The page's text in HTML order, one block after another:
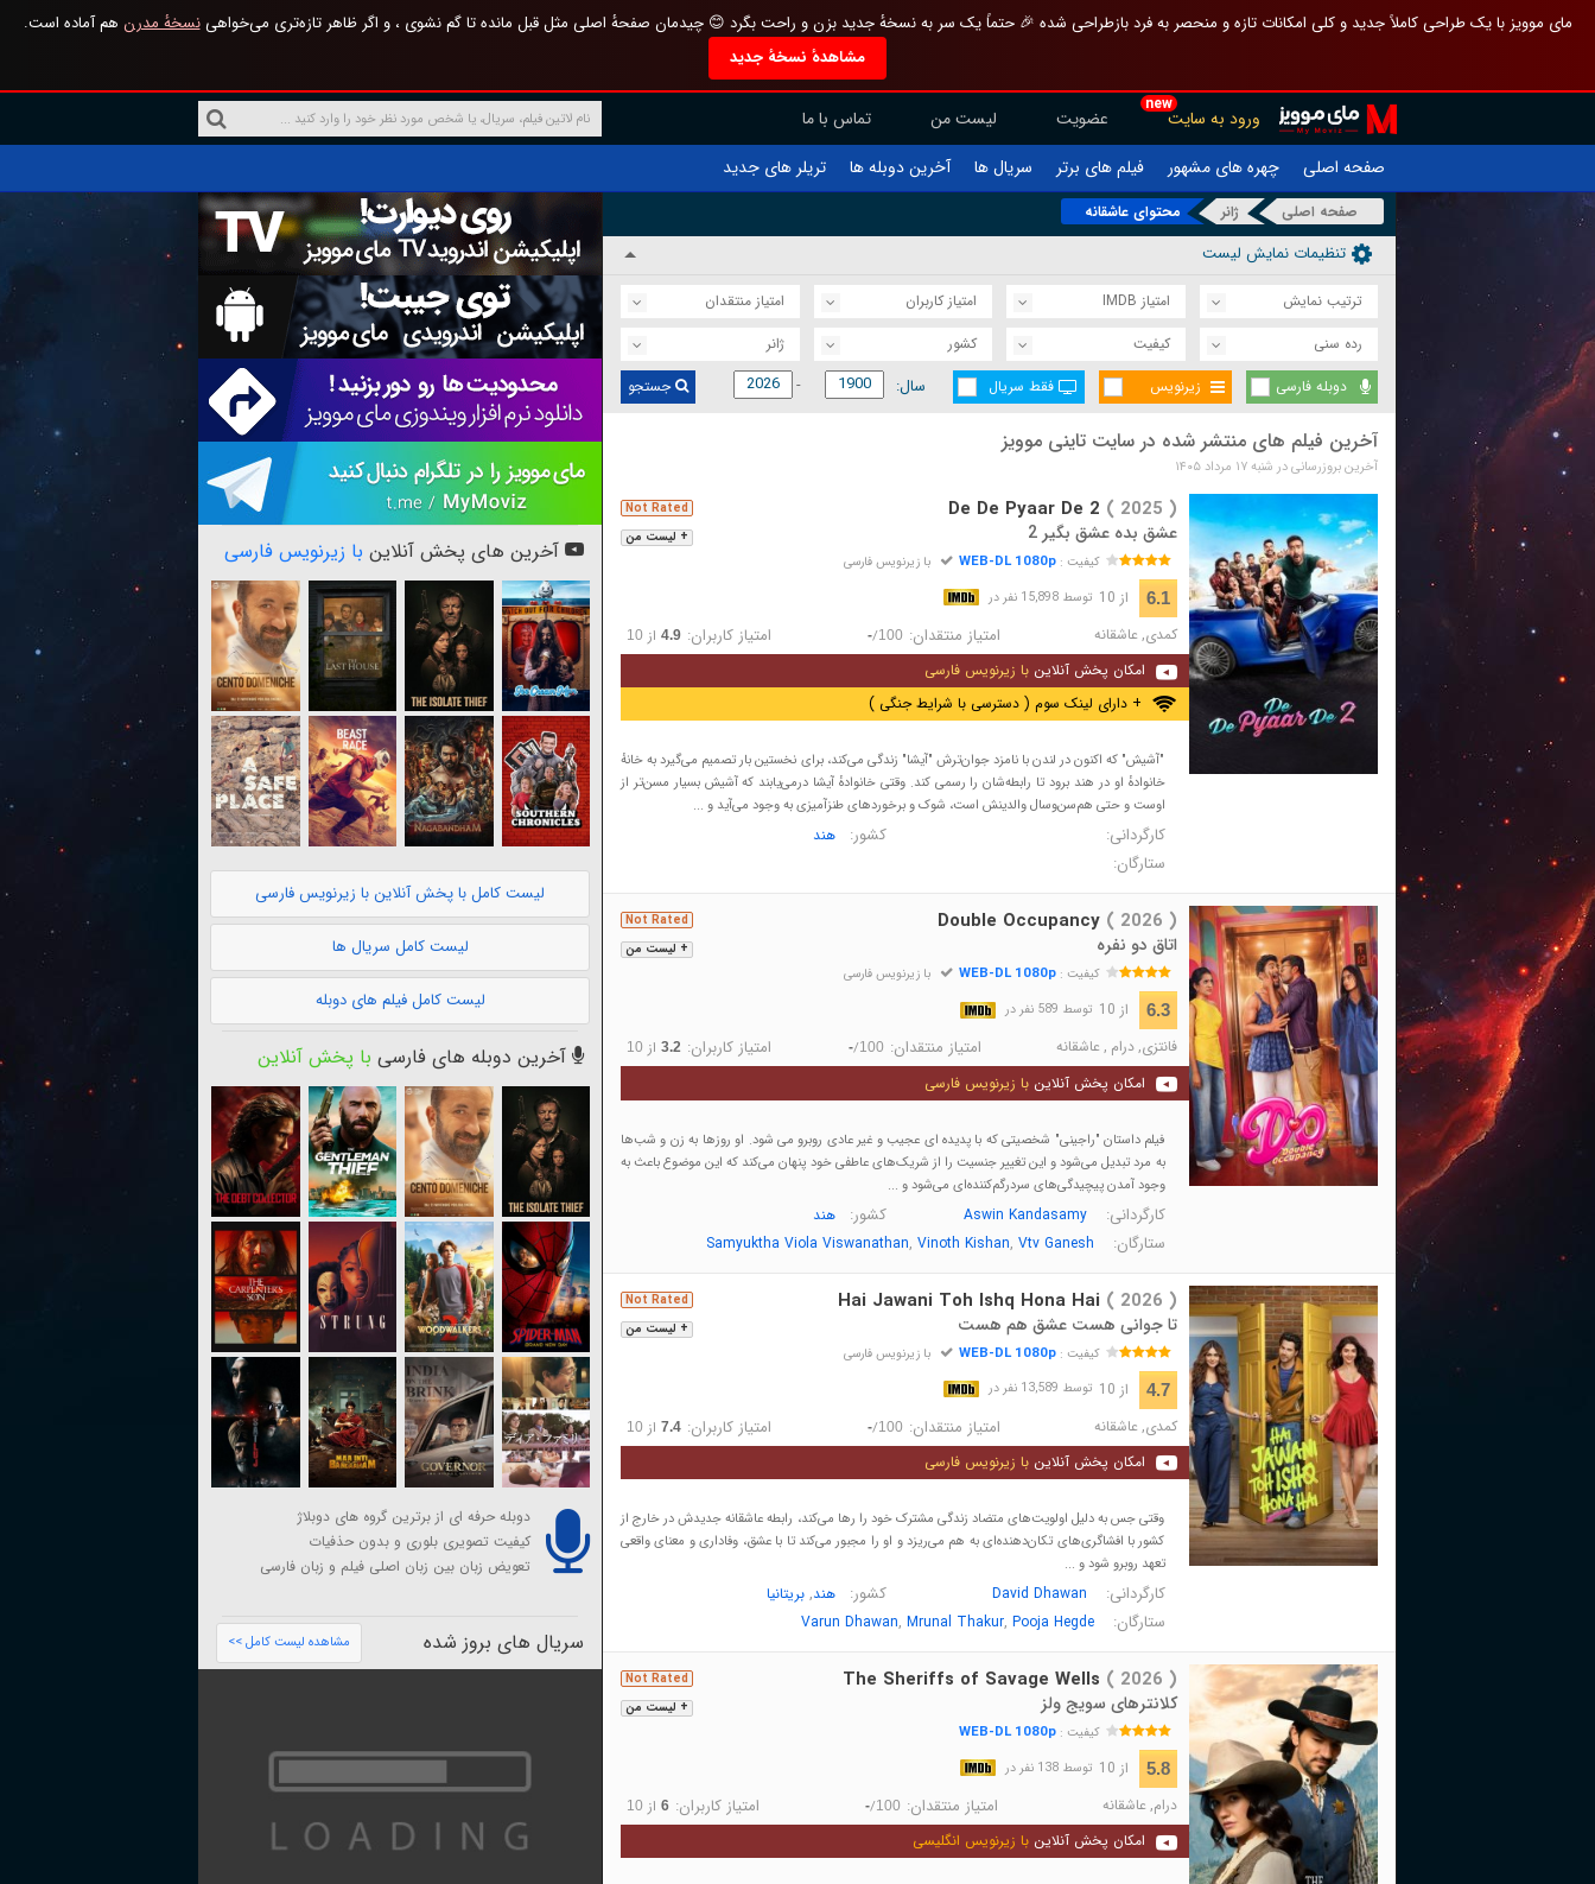
مای موویز با یک طراحی کاملاً جدید و کلی امکانات تازه و منحصر به فرد بازطراحی شده 🎉 حتماً یک سر به نسخهٔ جدید بزن و راحت بگرد 😊 چیدمان صفحهٔ اصلی مثل قبل مانده تا گم نشوی ، و اگر ظاهر تازه‌تری می‌خواهینسخهٔ مدرن هم آماده است.
مشاهدهٔ نسخهٔ جدید
new
ورود به سایت عضویت لیست من
تماس با ما
صفحه اصلی
چهره های مشهور فیلم های برتر سریال ها آخرین دوبله ها تریلر های جدید
صفحه اصلی ژانر محتوای عاشقانه
تنظیمات نمایش لیست
ترتیب نمایش امتیاز IMDB امتیاز کاربران
امتیاز منتقدان
رده سنی
کیفیت کشور
ژانر
دوبله فارسی
زیرنویس فقط سریال سال: جستجو
آخرین فیلم های منتشر شده در سایت تاینی موویز
آخرین بروزرسانی در شنبه ۱۷ مرداد ۱۴۰۵
+ لیست من
Not Rated De De Pyaar De 2 ( 2025 )
عشق بده عشق بگیر 2
کیفیت :WEB-DL 1080p با زیرنویس فارسی
6.1 از 10 توسط 15,898 نفر در
کمدی,عاشقانه امتیاز منتقدان: -/100 امتیاز کاربران: 4.9 از 10
امکان پخش آنلاین با زیرنویس فارسی
+ دارای لینک سوم ( دسترسی با شرایط جنگی )
"آشیش" که اکنون در لندن با نامزد جوان‌ترش "آیشا" زندگی می‌کند، برای نخستین بار تصمیم می‌گیرد به خانهٔ
خانوادهٔ او در هند برود تا رابطه‌شان را رسمی کند. وقتی خانوادهٔ آیشا درمی‌یابند که آشیش بسیار مسن‌تر از
اوست و حتی هم‌سن‌وسال والدینش است، شوک و برخوردهای طنزآمیزی به وجود می‌آید و ...
کارگردانی: کشور: هند
ستارگان:
+ لیست من
Not Rated Double Occupancy( 2026 )
اتاق دو نفره
کیفیت :WEB-DL 1080p با زیرنویس فارسی
6.3 از 10 توسط 589 نفر در
فانتزی,درام ,عاشقانه امتیاز منتقدان: -/100 امتیاز کاربران: 3.2 از 10
امکان پخش آنلاین با زیرنویس فارسی
فیلم داستان "راجینی" شخصیتی که با پدیده ای عجیب و غیر عادی روبرو می شود. او روزها به زن و شب‌ها
به مرد تبدیل می‌شود و این تغییر جنسیت را از شریک‌های عاطفی خود پنهان می‌کند که این موضوع باعث به
وجود آمدن پیچیدگی‌های سردرگم‌کننده‌ای می‌شود و ...
کارگردانی:Aswin Kandasamy کشور: هند
ستارگان: Samyuktha Viola Viswanathan, Vinoth Kishan, Vtv Ganesh
+ لیست من
Not Rated Hai Jawani Toh Ishq Hona Hai ( 2026 )
تا جوانی هست عشق هم هست
کیفیت :WEB-DL 1080p با زیرنویس فارسی
4.7 از 10 توسط 13,589 نفر در
کمدی, عاشقانه امتیاز منتقدان: -/100 امتیاز کاربران: 7.4 از 10
امکان پخش آنلاین با زیرنویس فارسی
وقتی جس به دلیل اولویت‌های متضاد زندگی مشترک خود را رها می‌کند، رابطه عاشقانه جدیدش در خارج از
کشور با افشاگری‌های تکان‌دهنده‌ای به هم می‌ریزد و او را مجبور می‌کند تا با عشق، وفاداری و معنای واقعی
تعهد روبرو شود و ...
کارگردانی: David Dhawan کشور: هند, بریتانیا
ستارگان: Varun Dhawan, Mrunal Thakur, Pooja Hegde
+ لیست من
Not Rated The Sheriffs of Savage Wells ( 2026 )
کلانترهای سویج ولز
کیفیت :WEB-DL 1080p
5.8 از 10 توسط 138 نفر در
درام,عاشقانه امتیاز منتقدان: -/100 امتیاز کاربران: 6 از 10
امکان پخش آنلاین با زیرنویس انگلیسی
آخرین های پخش آنلاین با زیرنویس فارسی
لیست کامل با پخش آنلاین با زیرنویس فارسی
لیست کامل سریال ها
لیست کامل فیلم های دوبله
آخرین دوبله های فارسی با پخش آنلاین
دوبله حرفه ای از برترین گروه های دوبلاژ
کیفیت تصویری بلوری و بدون حذفیات
تعویض زبان بین زبان اصلی فیلم و زبان فارسی
سریال های بروز شده مشاهده لیست کامل >>